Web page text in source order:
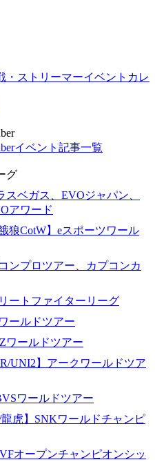
・ストリーマーイベントカレ
イベント記事一覧
グ
スベガス、EVOジャパン、
アワード
狼CotW】eスポーツワール
ンプロツアー、カプコンカ
ートファイターリーグ
ールドツアー
ワールドツアー
UNI2】アークワールドツア
ワールドツアー
龍虎】SNKワールドチャンピ
オープンチャンピオンシッ